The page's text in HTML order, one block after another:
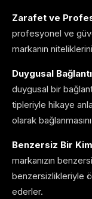
Zarafet ve
profesyonel ve
markanın
Duygusal Bağlantı
duygusal bir
tipleriyle hikaye
olarak
Benzersiz Bir
markanızın
benzersizlikleriyle
ederler.